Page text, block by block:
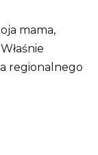
mama,
regionalnego